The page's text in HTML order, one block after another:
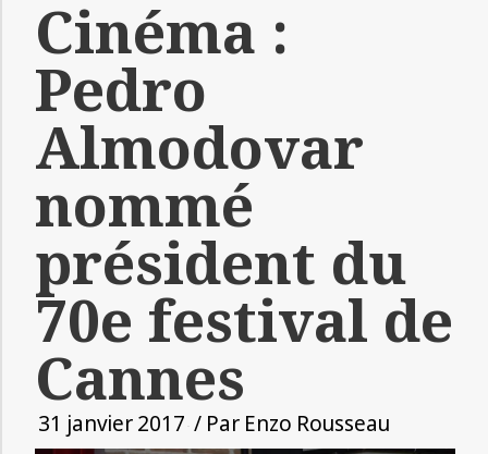
Cinéma :
Pedro
Almodovar
nommé
président du
70e festival de
Cannes
31 janvier 2017 / Par Enzo Rousseau